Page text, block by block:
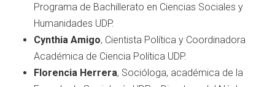
Programa de Bachillerato en Ciencias Sociales y
Humanidades UDP.
Cynthia Amigo, Cientista Política y Coordinadora
Académica de Ciencia Política UDP.
Florencia Herrera, Socióloga, académica de la